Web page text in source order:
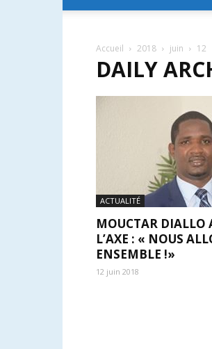
Accueil 2018 juin 12
DAILY
ACTUALITÉ
MOUCTAR DIALLO
L’AXE : « NOUS
ENSEMBLE !»
12 juin 2018